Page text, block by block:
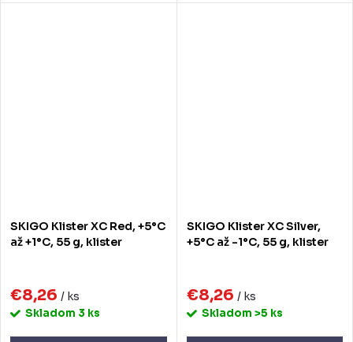
SKIGO Klister XC Red, +5°C
až +1°C, 55 g, klister
€8,26 / ks
Skladom 3 ks
SKIGO Klister XC Silver,
+5°C až -1°C, 55 g, klister
€8,26 / ks
Skladom >5 ks